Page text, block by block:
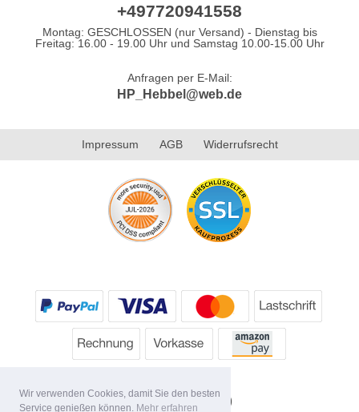
Wir verwenden Cookies, damit Sie den besten
Service genießen können. Mehr erfahren
+497720941558
Montag: GESCHLOSSEN (nur Versand) - Dienstag bis
Freitag: 16.00 - 19.00 Uhr und Samstag 10.00-15.00 Uhr
Anfragen per E-Mail:
HP_Hebbel@web.de
Impressum AGB Widerrufsrecht